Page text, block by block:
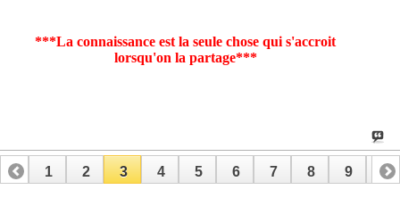
***La connaissance est la seule chose qui s'accroit
lorsqu'on la partage***
1 2 3 4 5 6 7 8 9 10